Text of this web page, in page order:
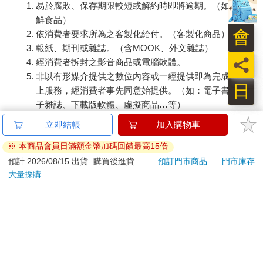
易於腐敗、保存期限較短或解約時即將逾期。（如：生
鮮食品）
依消費者要求所為之客製化給付。（客製化商品）
報紙、期刊或雜誌。（含MOOK、外文雜誌）
經消費者拆封之影音商品或電腦軟體。
非以有形媒介提供之數位內容或一經提供即為完成之線
上服務，經消費者事先同意始提供。（如：電子書、電
子雜誌、下載版軟體、虛擬商品…等）
已拆封之個人衛生用品。（如：內衣褲、刮鬍刀、除毛
若非上列種類商品，均享有到貨7天的猶豫期（含例假
日）。
辦理退換貨時，商品（組合商品恕無法接受單獨退貨）必須
立即結帳 加入購物車
※ 本商品會員日滿額金幣加碼回饋最高15倍
預計 2026/08/15 出貨
購買後進貨 預訂門市商品
門市庫存
大量採購
日
員
會